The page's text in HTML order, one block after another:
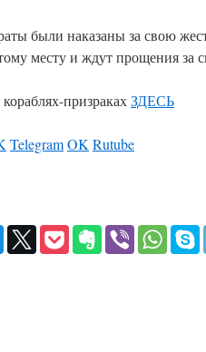
были наказаны за свою
месту и ждут прощения за
призракахЗДЕСЬ
TelegramOK Rutube